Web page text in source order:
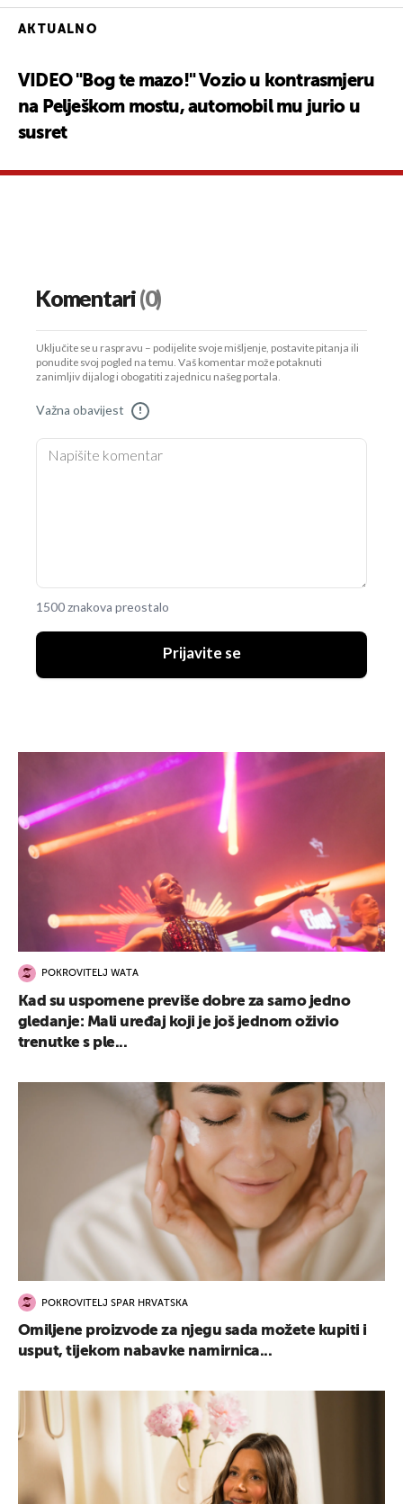
AKTUALNO
VIDEO "Bog te mazo!" Vozio u kontrasmjeru
na Pelješkom mostu, automobil mu jurio u
susret
Komentari(0)
Uključite se u raspravu – podijelite svoje mišljenje, postavite pitanja ili
ponudite svoj pogled na temu. Vaš komentar može potaknuti
zanimljiv dijalog i obogatiti zajednicu našeg portala.
Važna obavijest !
1500 znakova preostalo
Prijavite se
POKROVITELJ WATA
Kad su uspomene previše dobre za samo jedno
gledanje: Mali uređaj koji je još jednom oživio
trenutke s ple...
POKROVITELJ SPAR HRVATSKA
Omiljene proizvode za njegu sada možete kupiti i
usput, tijekom nabavke namirnica...